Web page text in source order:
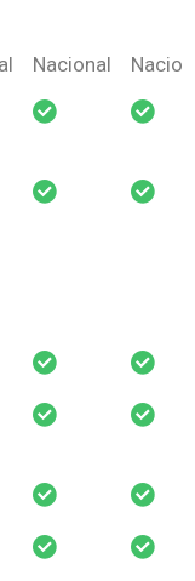
Prótese
Nacional